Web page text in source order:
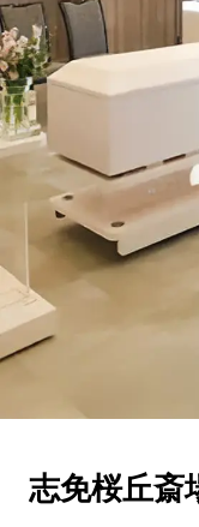
志免桜丘斎